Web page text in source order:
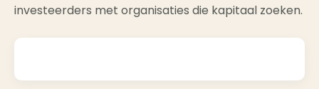
investeerders met organisaties die kapitaal zoeken.